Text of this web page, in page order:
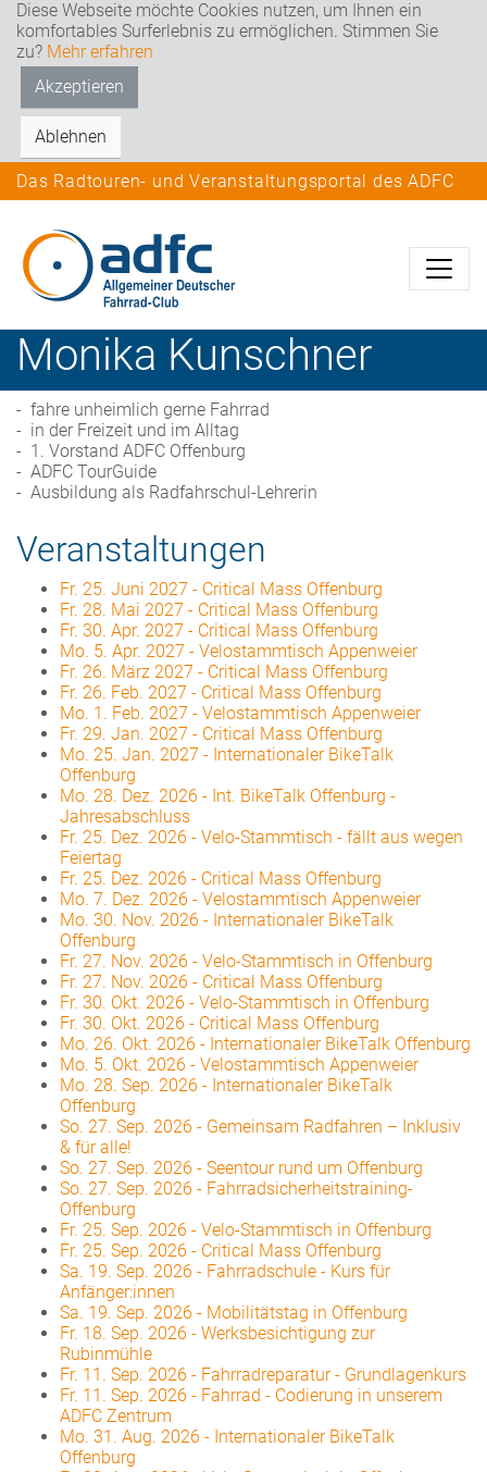
Diese Webseite möchte Cookies nutzen, um Ihnen ein
komfortables Surferlebnis zu ermöglichen. Stimmen Sie
zu? Mehr erfahren
Akzeptieren
Ablehnen
Das Radtouren- und Veranstaltungsportal des ADFC
Monika Kunschner
- fahre unheimlich gerne Fahrrad
- in der Freizeit und im Alltag
- 1. Vorstand ADFC Offenburg
- ADFC TourGuide
- Ausbildung als Radfahrschul-Lehrerin
Veranstaltungen
Fr. 25. Juni 2027 - Critical Mass Offenburg
Fr. 28. Mai 2027 - Critical Mass Offenburg
Fr. 30. Apr. 2027 - Critical Mass Offenburg
Mo. 5. Apr. 2027 - Velostammtisch Appenweier
Fr. 26. März 2027 - Critical Mass Offenburg
Fr. 26. Feb. 2027 - Critical Mass Offenburg
Mo. 1. Feb. 2027 - Velostammtisch Appenweier
Fr. 29. Jan. 2027 - Critical Mass Offenburg
Mo. 25. Jan. 2027 - Internationaler BikeTalk
Offenburg
Mo. 28. Dez. 2026 - Int. BikeTalk Offenburg -
Jahresabschluss
Fr. 25. Dez. 2026 - Velo-Stammtisch - fällt aus wegen
Feiertag
Fr. 25. Dez. 2026 - Critical Mass Offenburg
Mo. 7. Dez. 2026 - Velostammtisch Appenweier
Mo. 30. Nov. 2026 - Internationaler BikeTalk
Offenburg
Fr. 27. Nov. 2026 - Velo-Stammtisch in Offenburg
Fr. 27. Nov. 2026 - Critical Mass Offenburg
Fr. 30. Okt. 2026 - Velo-Stammtisch in Offenburg
Fr. 30. Okt. 2026 - Critical Mass Offenburg
Mo. 26. Okt. 2026 - Internationaler BikeTalk Offenburg
Mo. 5. Okt. 2026 - Velostammtisch Appenweier
Mo. 28. Sep. 2026 - Internationaler BikeTalk
Offenburg
So. 27. Sep. 2026 - Gemeinsam Radfahren – Inklusiv
& für alle!
So. 27. Sep. 2026 - Seentour rund um Offenburg
So. 27. Sep. 2026 - Fahrradsicherheitstraining-
Offenburg
Fr. 25. Sep. 2026 - Velo-Stammtisch in Offenburg
Fr. 25. Sep. 2026 - Critical Mass Offenburg
Sa. 19. Sep. 2026 - Fahrradschule - Kurs für
Anfänger:innen
Sa. 19. Sep. 2026 - Mobilitätstag in Offenburg
Fr. 18. Sep. 2026 - Werksbesichtigung zur
Rubinmühle
Fr. 11. Sep. 2026 - Fahrradreparatur - Grundlagenkurs
Fr. 11. Sep. 2026 - Fahrrad - Codierung in unserem
ADFC Zentrum
Mo. 31. Aug. 2026 - Internationaler BikeTalk
Offenburg